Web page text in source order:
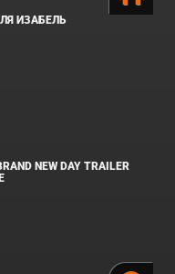
ИЗАБЕЛЬ
NEW DAY TRAILER